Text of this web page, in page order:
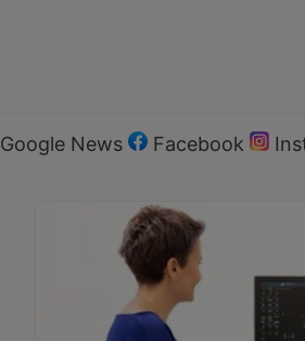
Google News Facebook